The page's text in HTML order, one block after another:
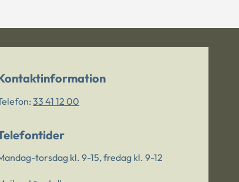
33 41 12 00
torsdag kl. 9-15, fredag kl. 9-12